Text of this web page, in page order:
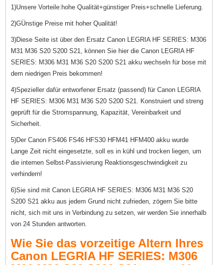
1)Unsere Vorteile:hohe Qualität+günstiger Preis+schnelle Lieferung.
2)GÜnstige Preise mit hoher Qualität!
3)Diese Seite ist über den Ersatz Canon LEGRIA HF SERIES: M306
M31 M36 S20 S200 S21, können Sie hier die Canon LEGRIA HF
SERIES: M306 M31 M36 S20 S200 S21 akku wechseln für bose mit
dem niedrigen Preis bekommen!
4)Spezieller dafür entworfener Ersatz (passend) für Canon LEGRIA
HF SERIES: M306 M31 M36 S20 S200 S21. Konstruiert und streng
geprüft für die Stromspannung, Kapazität, Vereinbarkeit und
Sicherheit.
5)Der Canon FS406 FS46 HFS30 HFM41 HFM400 akku wurde
Lange Zeit nicht eingesetzte, soll es in kühl und trocken liegen, um
die internen Selbst-Passivierung Reaktionsgeschwindigkeit zu
verhindern!
6)Sie sind mit Canon LEGRIA HF SERIES: M306 M31 M36 S20
S200 S21 akku aus jedem Grund nicht zufrieden, zögern Sie bitte
nicht, sich mit uns in Verbindung zu setzen, wir werden Sie innerhalb
von 24 Stunden antworten.
Wie Sie das vorzeitige Altern Ihres
Canon LEGRIA HF SERIES: M306